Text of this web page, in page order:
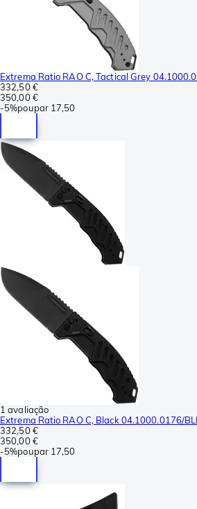
Extrema Ratio RAO C, Tactical Grey
332,50 €
350,00 €
-5%poupar 17,50
1 avaliação
Extrema Ratio RAO C, Black 04.1000.0176/
332,50 €
350,00 €
-5%poupar 17,50